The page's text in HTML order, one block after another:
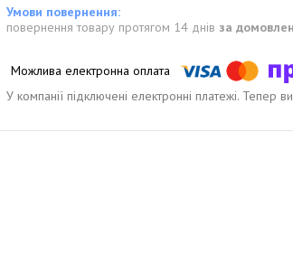
повернення товару протягом 14 днів за
У компанії підключені електронні платежі.